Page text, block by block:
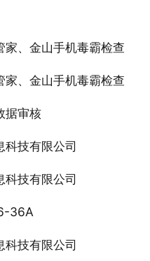
家、金山手机毒霸检查
家、金山手机毒霸检查
据审核
科技有限公司
科技有限公司
36A
科技有限公司